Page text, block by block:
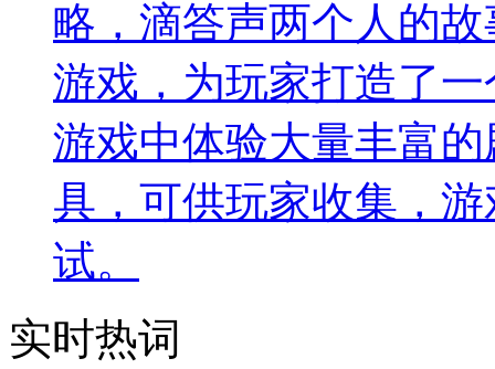
略，滴答声两个人的
游戏，为玩家打造了
游戏中体验大量丰富
具，可供玩家收集，
试。
实时热词